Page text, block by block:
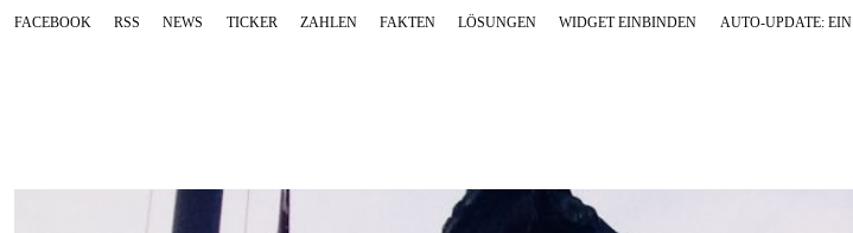
FACEBOOK RSS NEWS TICKER ZAHLEN FAKTEN LÖSUNGEN WIDGET EINBINDEN AUTO-UPDATE: EIN